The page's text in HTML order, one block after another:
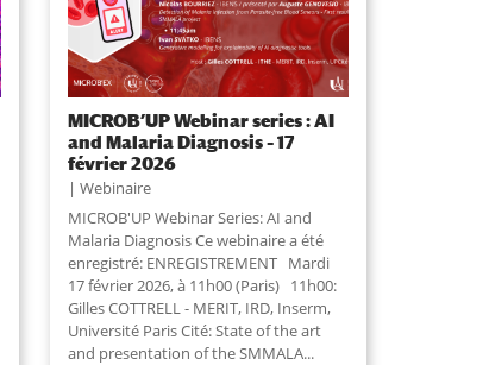
MICROB’UP Webinar series : AI
and Malaria Diagnosis – 17
février 2026
Webinaire
MICROB'UP Webinar Series: AI and
Malaria Diagnosis Ce webinaire a été
enregistré: ENREGISTREMENT Mardi
17 février 2026, à 11h00 (Paris) 11h00:
Gilles COTTRELL - MERIT, IRD, Inserm,
Université Paris Cité: State of the art
and presentation of the SMMALA...